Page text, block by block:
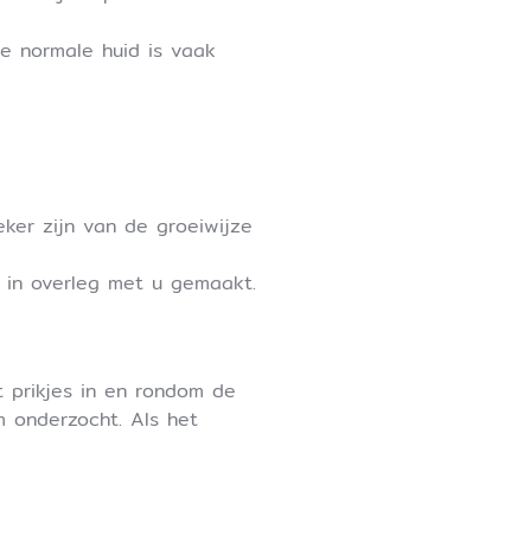
normale huid is vaak
zijn van de groeiwijze
overleg met u gemaakt.
in en rondom de
onderzocht. Als het